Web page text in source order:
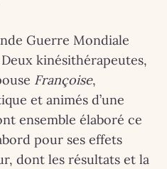
Guerre Mondiale
kinésithérapeutes,
Françoise,
et animés d’une
ensemble élaboré ce
pour ses effets
dont les résultats et la